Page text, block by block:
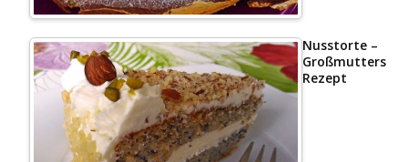
Nusstorte –
Großmutters
Rezept